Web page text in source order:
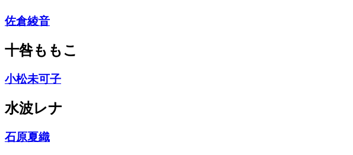
佐倉綾音
十咎ももこ
小松未可子
水波レナ
石原夏織